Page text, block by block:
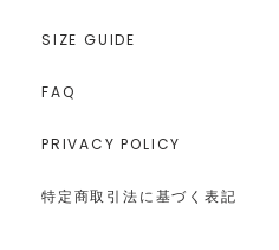
SIZE GUIDE
FAQ
PRIVACY POLICY
特定商取引法に基づく表記